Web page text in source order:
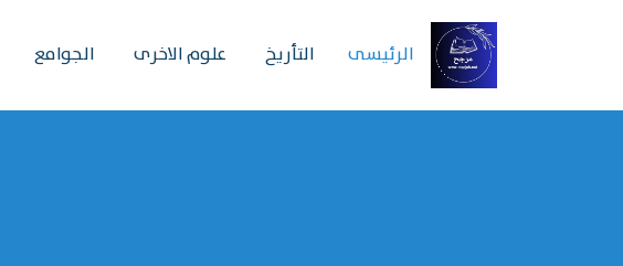
الرئیسی التأريخ علوم الاخرى الجوامع